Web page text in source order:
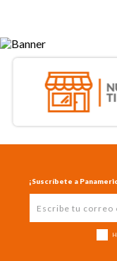
¡Suscríbete a